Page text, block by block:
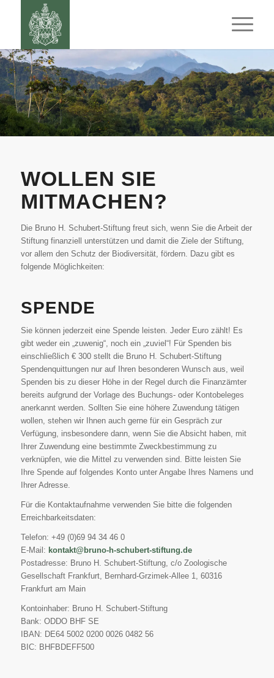
WOLLEN SIE
MITMACHEN?
Die Bruno H. Schubert-Stiftung freut sich, wenn Sie die Arbeit der
Stiftung finanziell unterstützen und damit die Ziele der Stiftung,
vor allem den Schutz der Biodiversität, fördern. Dazu gibt es
folgende Möglichkeiten:
SPENDE
Sie können jederzeit eine Spende leisten. Jeder Euro zählt! Es
gibt weder ein „zuwenig“, noch ein „zuviel“! Für Spenden bis
einschließlich € 300 stellt die Bruno H. Schubert-Stiftung
Spendenquittungen nur auf Ihren besonderen Wunsch aus, weil
Spenden bis zu dieser Höhe in der Regel durch die Finanzämter
bereits aufgrund der Vorlage des Buchungs- oder Kontobeleges
anerkannt werden. Sollten Sie eine höhere Zuwendung tätigen
wollen, stehen wir Ihnen auch gerne für ein Gespräch zur
Verfügung, insbesondere dann, wenn Sie die Absicht haben, mit
Ihrer Zuwendung eine bestimmte Zweckbestimmung zu
verknüpfen, wie die Mittel zu verwenden sind. Bitte leisten Sie
Ihre Spende auf folgendes Konto unter Angabe Ihres Namens und
Ihrer Adresse.
Für die Kontaktaufnahme verwenden Sie bitte die folgenden
Erreichbarkeitsdaten:
Telefon: +49 (0)69 94 34 46 0
E-Mail: kontakt@bruno-h-schubert-stiftung.de
Postadresse: Bruno H. Schubert-Stiftung, c/o Zoologische
Gesellschaft Frankfurt, Bernhard-Grzimek-Allee 1, 60316
Frankfurt am Main
Kontoinhaber: Bruno H. Schubert-Stiftung
Bank: ODDO BHF SE
IBAN: DE64 5002 0200 0026 0482 56
BIC: BHFBDEFF500